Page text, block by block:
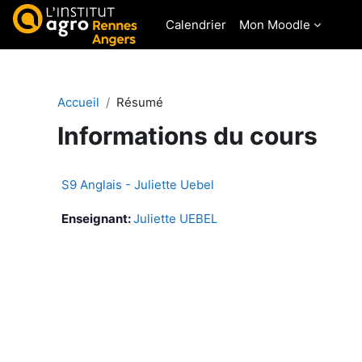
Passer au contenu principal
Calendrier
Mon Moodle
Accueil Résumé
Informations du cours
S9 Anglais - Juliette Uebel
Enseignant:Juliette UEBEL